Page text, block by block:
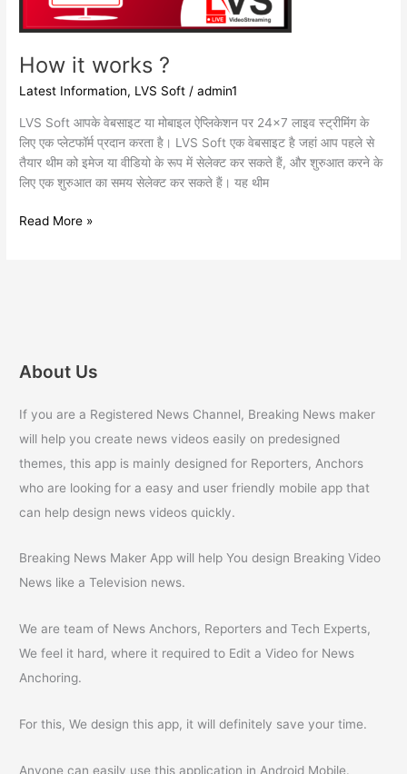
How it works ?
Latest Information, LVS Soft /admin1
LVS Soft आपके वेबसाइट या मोबाइल ऐप्लिकेशन पर 24×7 लाइव स्ट्रीमिंग के
लिए एक प्लेटफॉर्म प्रदान करता है। LVS Soft एक वेबसाइट है जहां आप पहले से
तैयार थीम को इमेज या वीडियो के रूप में सेलेक्ट कर सकते हैं, और शुरुआत करने के
लिए एक शुरुआत का समय सेलेक्ट कर सकते हैं। यह थीम
Read More »
About Us
If you are a Registered News Channel, Breaking News maker
will help you create news videos easily on predesigned
themes, this app is mainly designed for Reporters, Anchors
who are looking for a easy and user friendly mobile app that
can help design news videos quickly.
Breaking News Maker App will help You design Breaking Video
News like a Television news.
We are team of News Anchors, Reporters and Tech Experts,
We feel it hard, where it required to Edit a Video for News
Anchoring.
For this, We design this app, it will definitely save your time.
Anyone can easily use this application in Android Mobile.